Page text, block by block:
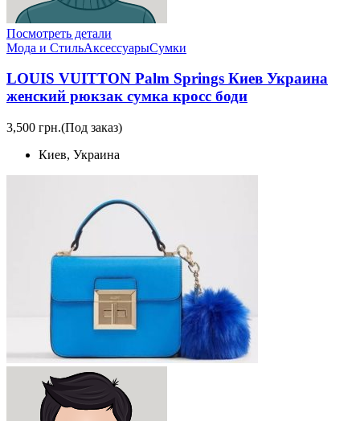
Посмотреть детали
Мода и СтильАксессуарыСумки
LOUIS VUITTON Palm Springs Киев Украина
женский рюкзак сумка кросс боди
3,500 грн.(Под заказ)
Киев, Украина